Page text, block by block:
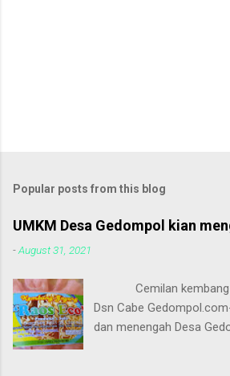
Popular posts from this blog
UMKM Desa Gedompol kian
-August 31, 2021
Cemilan kembang
Dsn Cabe
dan menengah Desa
Berupaya bertahan di